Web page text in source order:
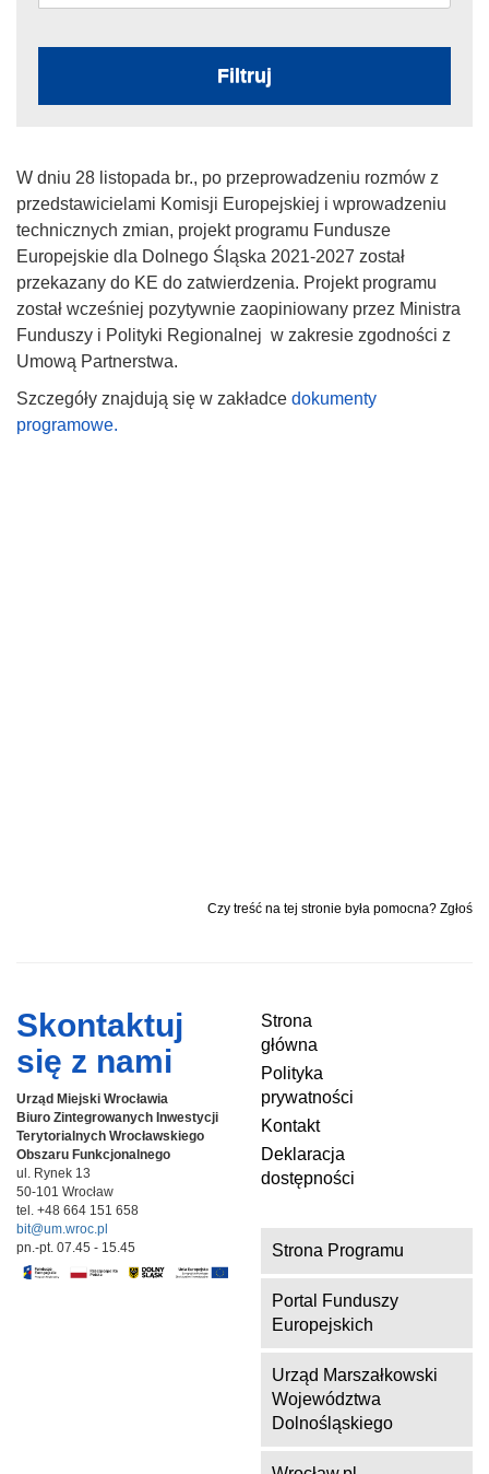
Filtruj
W dniu 28 listopada br., po przeprowadzeniu rozmów z
przedstawicielami Komisji Europejskiej i wprowadzeniu
technicznych zmian, projekt programu Fundusze
Europejskie dla Dolnego Śląska 2021-2027 został
przekazany do KE do zatwierdzenia. Projekt programu
został wcześniej pozytywnie zaopiniowany przez Ministra
Funduszy i Polityki Regionalnej w zakresie zgodności z
Umową Partnerstwa.
Szczegóły znajdują się w zakładce dokumenty
programowe.
Czy treść na tej stronie była pomocna? Zgłoś
Skontaktuj
się z nami
Urząd Miejski Wrocławia
Biuro Zintegrowanych Inwestycji
Terytorialnych Wrocławskiego
Obszaru Funkcjonalnego
ul. Rynek 13
50-101 Wrocław
tel. +48 664 151 658
bit@um.wroc.pl
pn.-pt. 07.45 - 15.45
Strona
główna
Polityka
prywatności
Kontakt
Deklaracja
dostępności
Strona Programu
Portal Funduszy
Europejskich
Urząd Marszałkowski
Województwa
Dolnośląskiego